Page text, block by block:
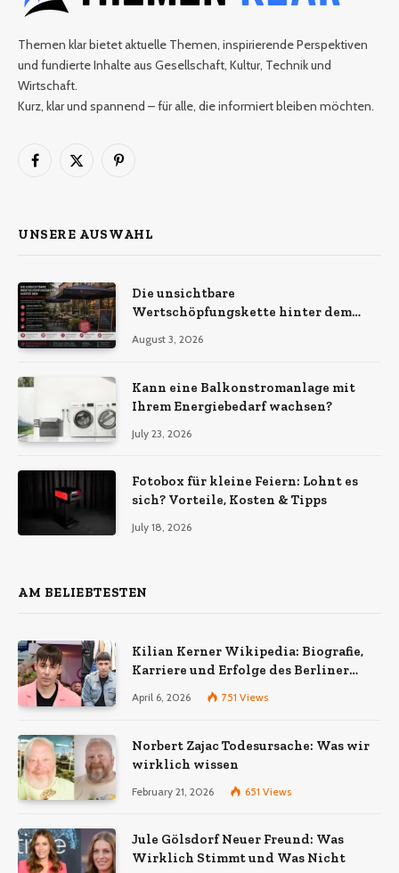
Themen klar bietet aktuelle Themen, inspirierende Perspektiven
und fundierte Inhalte aus Gesellschaft, Kultur, Technik und
Wirtschaft.
Kurz, klar und spannend – für alle, die informiert bleiben möchten.
Facebook
X
Pinterest
UNSERE AUSWAHL
Die unsichtbare
Wertschöpfungskette hinter dem
Ökonomie, EU-Fertigung und
wirklich bedeuten
August 3, 2026
Kann eine Balkonstromanlage mit
Ihrem Energiebedarf wachsen?
July 23, 2026
Fotobox für kleine Feiern: Lohnt es
sich? Vorteile, Kosten & Tipps
July 18, 2026
AM BELIEBTESTEN
Kilian Kerner Wikipedia: Biografie,
Karriere und Erfolge des Berliner
Modedesigners
April 6, 2026 751 Views
Norbert Zajac Todesursache: Was wir
wirklich wissen
February 21, 2026 651 Views
Jule Gölsdorf Neuer Freund: Was
Wirklich Stimmt und Was Nicht